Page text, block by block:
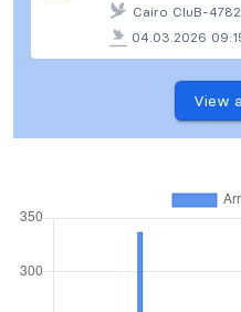
Cairo CluB-
04.03.2026
View